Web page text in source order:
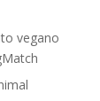
vegano